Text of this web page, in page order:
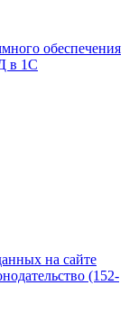
обеспечения
в 1С
на сайте
(152-